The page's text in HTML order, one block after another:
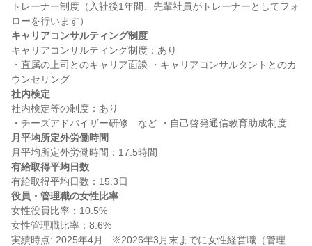
トレーナー制度（入社後1年間、先輩社員がトレーナーとしてフォ
キャリアコンサルティング制度
キャリアコンサルティング制度：あり
・直属の上司とのキャリア面談 ・キャリアコンサルタントとのカ
社内検定
社内検定等の制度：あり
月平均所定外労働時間
有給取得平均日数
役員・管理職の女性比率
女性役員比率：10.5%
女性管理職比率：8.6%
実績時点: 2025年4月   ※2026年3月末までに女性経営職（管理